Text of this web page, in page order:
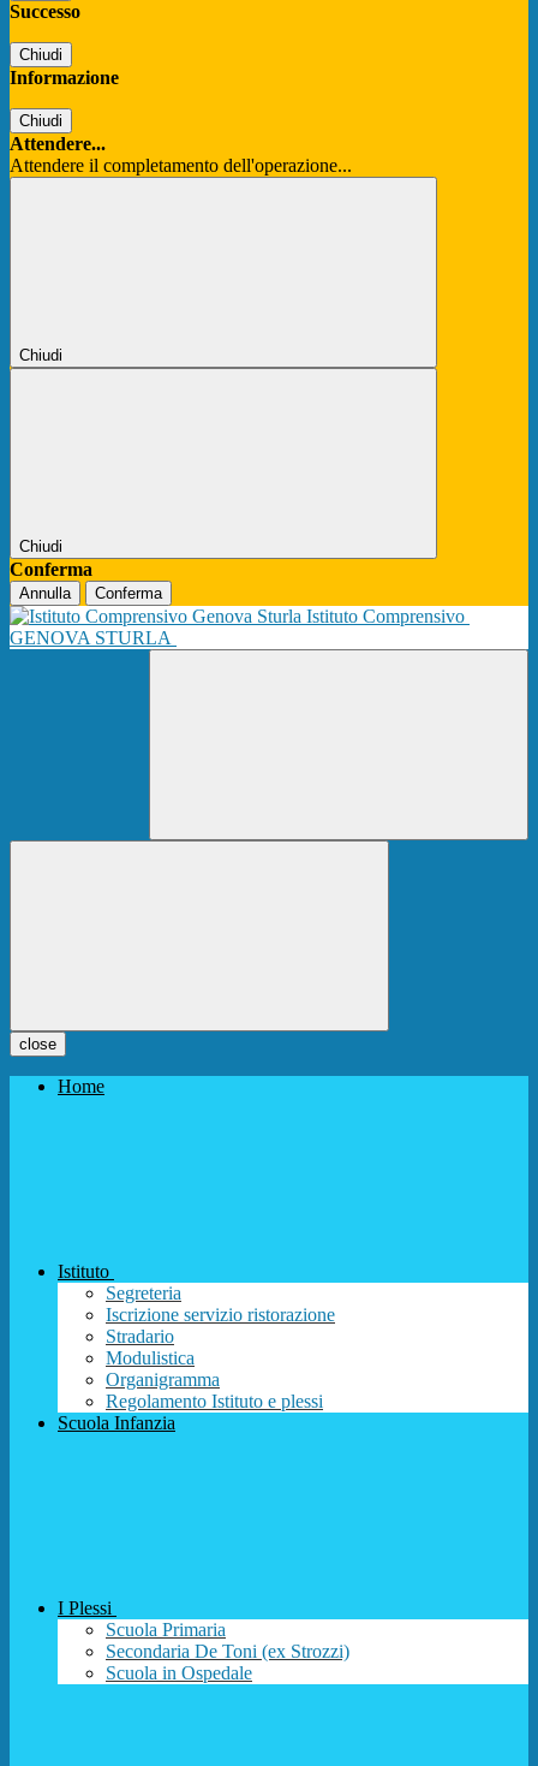
Successo
Chiudi
Informazione
Chiudi
Attendere...
Attendere il completamento dell'operazione...
Chiudi
Chiudi
Conferma
Annulla Conferma
Istituto Comprensivo
GENOVA STURLA
close
Home
Istituto
Segreteria
Iscrizione servizio ristorazione
Stradario
Modulistica
Organigramma
Regolamento Istituto e plessi
Scuola Infanzia
I Plessi
Scuola Primaria
Secondaria De Toni (ex Strozzi)
Scuola in Ospedale